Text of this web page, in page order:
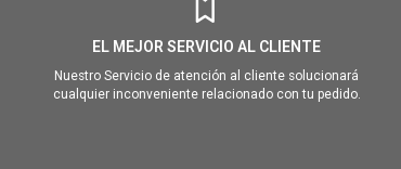
EL MEJOR SERVICIO AL CLIENTE
Nuestro Servicio de atención al cliente solucionará
cualquier inconveniente relacionado con tu pedido.